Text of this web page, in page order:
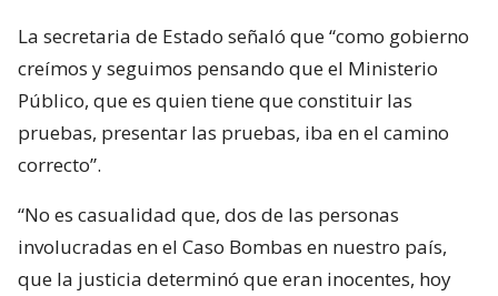
La secretaria de Estado señaló que “como gobierno
creímos y seguimos pensando que el Ministerio
Público, que es quien tiene que constituir las
pruebas, presentar las pruebas, iba en el camino
correcto”.
“No es casualidad que, dos de las personas
involucradas en el Caso Bombas en nuestro país,
que la justicia determinó que eran inocentes, hoy